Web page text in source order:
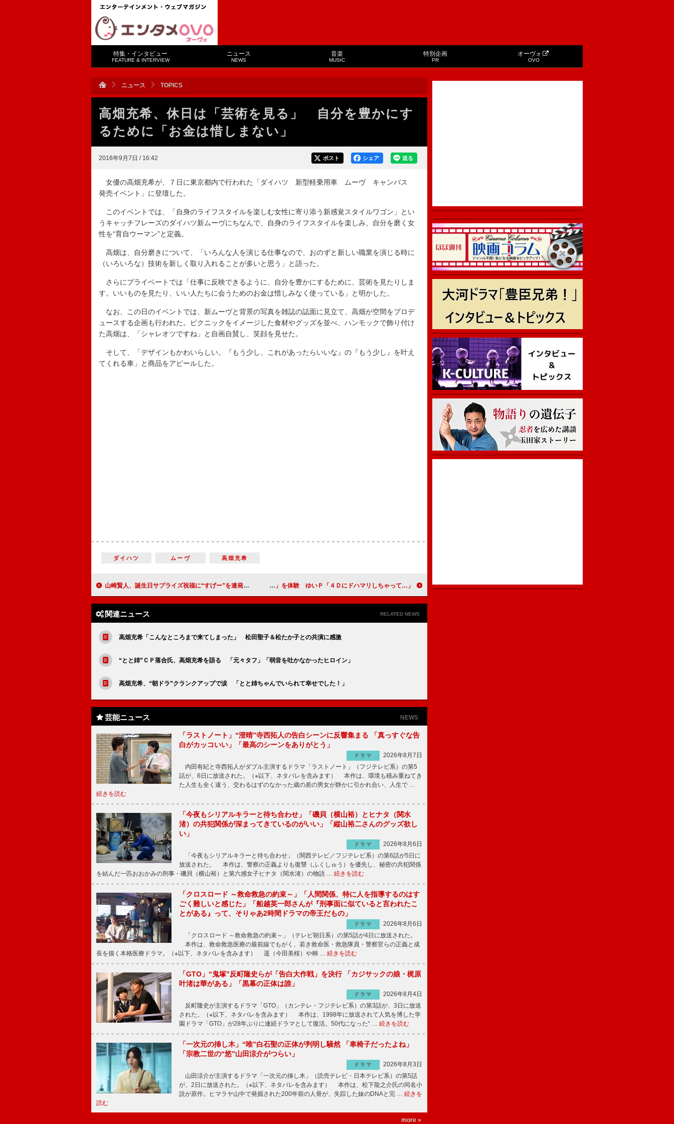
特集・インタビュー
FEATURE & INTERVIEW
ニュース
NEWS
音楽
MUSIC
特別企画
PR
オーヴォ
OVO
ニュース TOPICS
高畑充希、休日は「芸術を見る」 自分を豊かにす
るために「お金は惜しまない」
2016年9月7日 / 16:42 送る
シェア
ポスト
女優の高畑充希が、７日に東京都内で行われた「ダイハツ 新型軽乗用車 ムーヴ キャンバス
発売イベント」に登壇した。
このイベントでは、「自身のライフスタイルを楽しむ女性に寄り添う新感覚スタイルワゴン」とい
うキャッチフレーズのダイハツ新ムーヴにちなんで、自身のライフスタイルを楽しみ、自分を磨く女
性を“育自ウーマン”と定義。
高畑は、自分磨きについて、「いろんな人を演じる仕事なので、おのずと新しい職業を演じる時に
（いろいろな）技術を新しく取り入れることが多いと思う」と語った。
さらにプライベートでは「仕事に反映できるように、自分を豊かにするために、芸術を見たりしま
す。いいものを見たり、いい人たちに会うためのお金は惜しみなく使っている」と明かした。
なお、この日のイベントでは、新ムーヴと背景の写真を雑誌の誌面に見立て、高畑が空間をプロデ
ュースする企画も行われた。ピクニックをイメージした食材やグッズを並べ、ハンモックで飾り付け
た高畑は、「シャレオツですね」と自画自賛し、笑顔を見せた。
そして、「デザインもかわいらしい。『もう少し、これがあったらいいな』の『もう少し』を叶え
てくれる車」と商品をアピールした。
ダイハツ ムーヴ 高畑充希
山崎賢人、誕生日サプライズ祝福に“すげー”を連発 ファン３００人の大合奏に「この光景は忘れない」 おかずクラブと永野芽郁、「ＭＸ４Ｄ」を体験 ゆいＰ「４Ｄにドハマリしちゃって…」
関連ニュース RELATED NEWS
高畑充希「こんなところまで来てしまった」 松田聖子＆松たか子との共演に感激
“とと姉”ＣＰ落合氏、高畑充希を語る 「元々タフ」「弱音を吐かなかったヒロイン」
高畑充希、“朝ドラ”クランクアップで涙 「とと姉ちゃんでいられて幸せでした！」
芸能ニュース NEWS
「ラストノート」“澄晴”寺西拓人の告白シーンに反響集まる 「真っすぐな告
白がカッコいい」「最高のシーンをありがとう」
ドラマ
2026年8月7日
内田有紀と寺西拓人がダブル主演するドラマ「ラストノート」（フジテレビ系）の第5
話が、6日に放送された。（※以下、ネタバレを含みます） 本作は、環境も積み重ねてき
た人生も全く違う、交わるはずのなかった歳の差の男女が静かに引かれ合い、人生で …
続きを読む
「今夜もシリアルキラーと待ち合わせ」「磯貝（横山裕）とヒナタ（関水
渚）の共犯関係が深まってきているのがいい」「縦山裕二さんのグッズ欲し
い」
ドラマ
2026年8月6日
「今夜もシリアルキラーと待ち合わせ」（関西テレビ／フジテレビ系）の第6話が5日に
放送された。 本作は、警察の正義よりも復讐（ふくしゅう）を優先し、秘密の共犯関係
を結んだ一匹おおかみの刑事・磯貝（横山裕）と第六感女子ヒナタ（関水渚）の物語 … 続きを読む
「クロスロード ～救命救急の約束～」「人間関係、特に人を指導するのはす
ごく難しいと感じた」「船越英一郎さんが『刑事面に似ていると言われたこ
とがある』って、そりゃあ2時間ドラマの帝王だもの」
ドラマ
2026年8月6日
「クロスロード ～救命救急の約束～」（テレビ朝日系）の第5話が4日に放送された。
本作は、救命救急医療の最前線でもがく、若き救命医・救急隊員・警察官らの正義と成
長を描く本格医療ドラマ。（※以下、ネタバレを含みます） 遥（今田美桜）や桐 … 続きを読む
「GTO」“鬼塚”反町隆史らが「告白大作戦」を決行 「カジサックの娘・梶原
叶渚は華がある」「黒幕の正体は誰」
ドラマ
2026年8月4日
反町隆史が主演するドラマ「GTO」（カンテレ・フジテレビ系）の第3話が、3日に放送
された。（※以下、ネタバレを含みます） 本作は、1998年に放送されて人気を博した学
園ドラマ「GTO」が28年ぶりに連続ドラマとして復活。50代になった“ … 続きを読む
「一次元の挿し木」“唯”白石聖の正体が判明し騒然 「車椅子だったよね」
「宗教二世の“悠”山田涼介がつらい」
ドラマ
2026年8月3日
山田涼介が主演するドラマ「一次元の挿し木」（読売テレビ・日本テレビ系）の第5話
が、2日に放送された。（※以下、ネタバレを含みます） 本作は、松下龍之介氏の同名小
説が原作。ヒマラヤ山中で発掘された200年前の人骨が、失踪した妹のDNAと完 … 続きを
読む
more »